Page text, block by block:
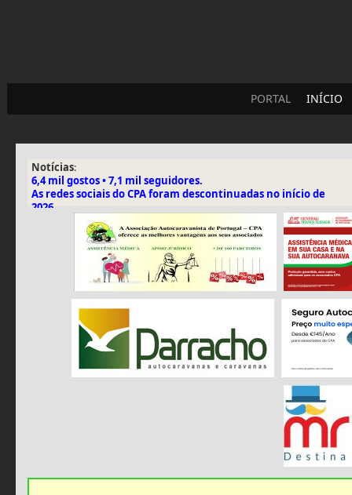
PORTAL INÍCIO
Notícias:
6,4 mil gostos • 7,1 mil seguidores.
As redes sociais do CPA foram descontinuadas no início de
2026.